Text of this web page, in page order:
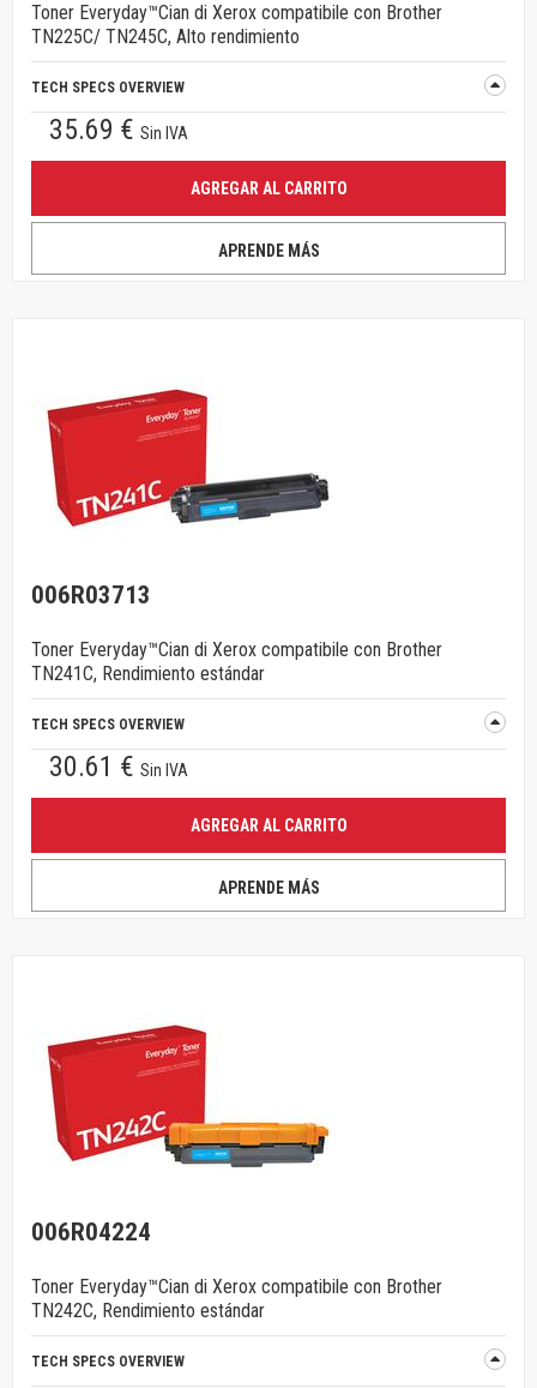
Toner Everyday™Cian di Xerox compatibile con Brother
TN225C/ TN245C, Alto rendimiento
TECH SPECS OVERVIEW
35.69 € Sin IVA
AGREGAR AL CARRITO
APRENDE MÁS
006R03713
Toner Everyday™Cian di Xerox compatibile con Brother
TN241C, Rendimiento estándar
TECH SPECS OVERVIEW
30.61 € Sin IVA
AGREGAR AL CARRITO
APRENDE MÁS
006R04224
Toner Everyday™Cian di Xerox compatibile con Brother
TN242C, Rendimiento estándar
TECH SPECS OVERVIEW